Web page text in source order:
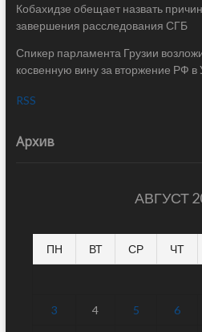
Кобахидзе обещает назвать
завершения расследования СГБ
Спикер парламента Грузии
косвенную вину за вторжение РФ в
RSS
Архив
АВГУСТ
ПН ВТ СР ЧТ
3 4 5 6